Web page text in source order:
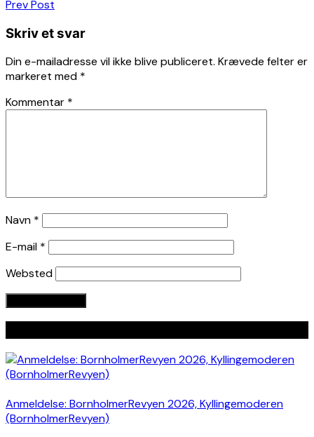
Indlægsnavigation
Prev Post
Skriv et svar
Din e-mailadresse vil ikke blive publiceret. Krævede felter er
markeret med *
Kommentar *
Navn *
E-mail *
Websted
Anmeldelse: BornholmerRevyen 2026, Kyllingemoderen
(BornholmerRevyen)